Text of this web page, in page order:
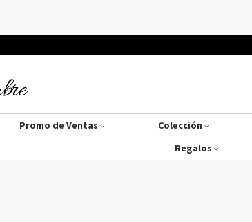
Promo de Ventas Colección
Regalos